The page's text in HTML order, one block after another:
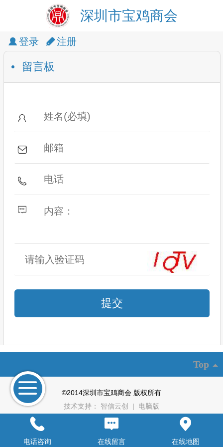
深圳市宝鸡商会
登录 注册
留言板
Top
©2014深圳市宝鸡商会 版权所有
技术支持： 智信云创 | 电脑版
电话咨询 在线留言 在线地图